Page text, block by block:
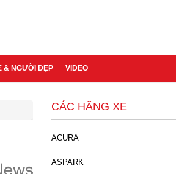
& NGƯỜI ĐẸP VIDEO
CÁC HÃNG XE
ACURA
ASPARK